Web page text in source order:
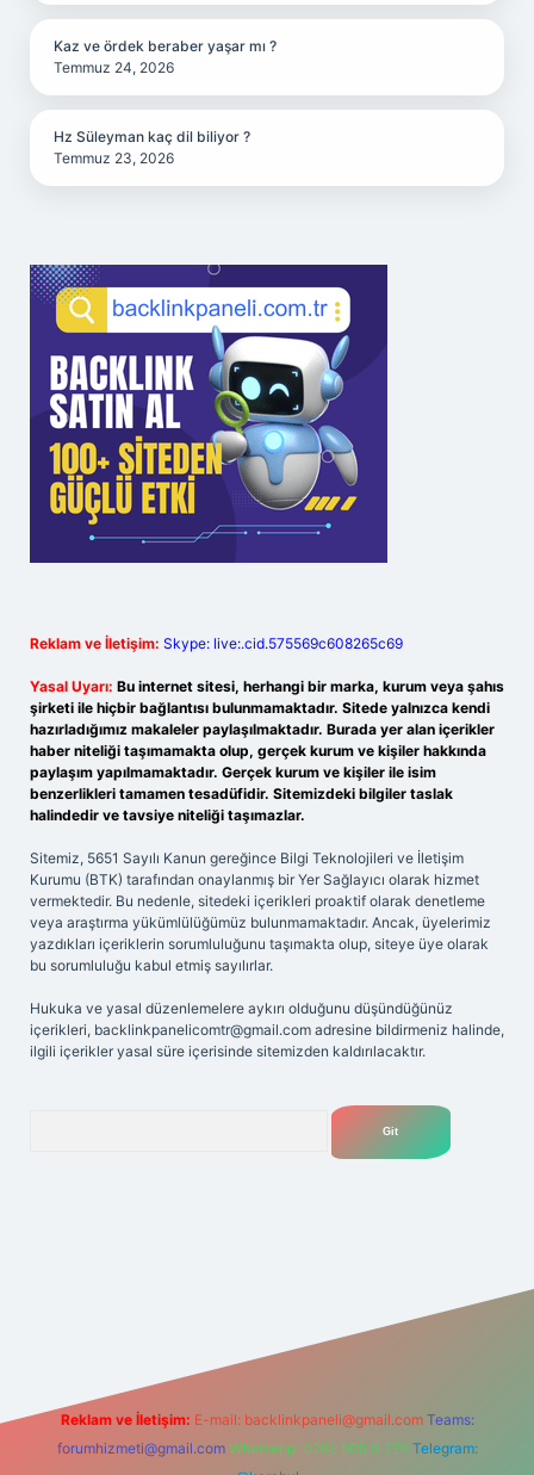
Kaz ve ördek beraber yaşar mı ?
Temmuz 24, 2026
Hz Süleyman kaç dil biliyor ?
Temmuz 23, 2026
Reklam ve İletişim: Skype: live:.cid.575569c608265c69
Yasal Uyarı: Bu internet sitesi, herhangi bir marka, kurum veya şahıs
şirketi ile hiçbir bağlantısı bulunmamaktadır. Sitede yalnızca kendi
hazırladığımız makaleler paylaşılmaktadır. Burada yer alan içerikler
haber niteliği taşımamakta olup, gerçek kurum ve kişiler hakkında
paylaşım yapılmamaktadır. Gerçek kurum ve kişiler ile isim
benzerlikleri tamamen tesadüfidir. Sitemizdeki bilgiler taslak
halindedir ve tavsiye niteliği taşımazlar.
Sitemiz, 5651 Sayılı Kanun gereğince Bilgi Teknolojileri ve İletişim
Kurumu (BTK) tarafından onaylanmış bir Yer Sağlayıcı olarak hizmet
vermektedir. Bu nedenle, sitedeki içerikleri proaktif olarak denetleme
veya araştırma yükümlülüğümüz bulunmamaktadır. Ancak, üyelerimiz
yazdıkları içeriklerin sorumluluğunu taşımakta olup, siteye üye olarak
bu sorumluluğu kabul etmiş sayılırlar.
Hukuka ve yasal düzenlemelere aykırı olduğunu düşündüğünüz
içerikleri, backlinkpanelicomtr@gmail.com adresine bildirmeniz halinde,
ilgili içerikler yasal süre içerisinde sitemizden kaldırılacaktır.
Reklam ve İletişim: E-mail: backlinkpaneli@gmail.com Teams:
forumhizmeti@gmail.com Whatsapp: 0262 606 0 726 Telegram: